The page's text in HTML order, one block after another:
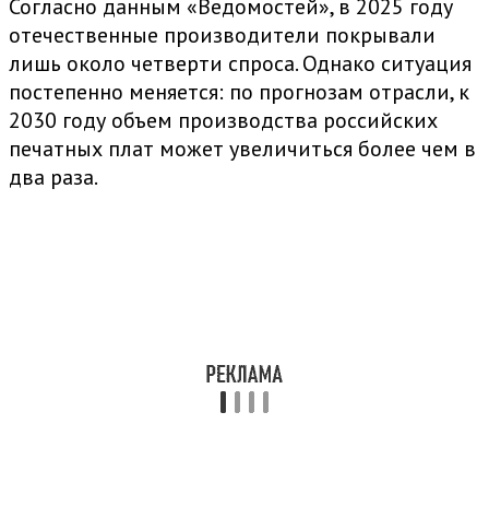
Согласно данным «Ведомостей», в 2025 году
отечественные производители покрывали
лишь около четверти спроса. Однако ситуация
постепенно меняется: по прогнозам отрасли, к
2030 году объем производства российских
печатных плат может увеличиться более чем в
два раза.